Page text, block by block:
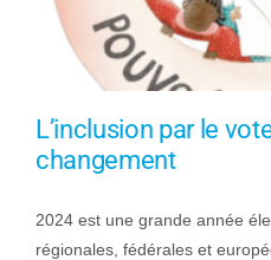
L’inclusion par le
changement
2024 est une grande année
régionales, fédérales et